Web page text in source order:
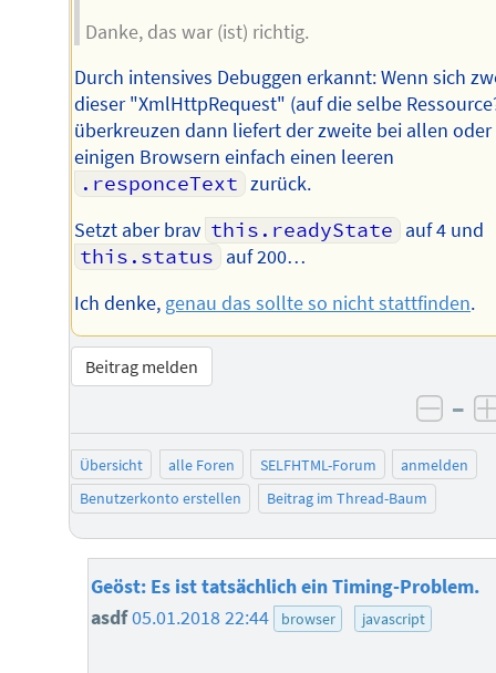
Danke, das war (ist) richtig.
Durch intensives Debuggen erkannt: Wenn sich
dieser "XmlHttpRequest" (auf die selbe
überkreuzen dann liefert der zweite bei allen oder
einigen Browsern einfach einen leeren
.responceText zurück.
Setzt aber brav this.readyState auf 4 und
this.status auf 200…
Ich denke, genau das sollte so nicht stattfinden.
Beitrag melden
–
Übersicht alle Foren SELFHTML-Forum
anmelden
Benutzerkonto erstellen
Beitrag im Thread-Baum
Geöst: Es ist tatsächlich ein Timing-Problem.
asdf05.01.2018 22:44 browser javascript